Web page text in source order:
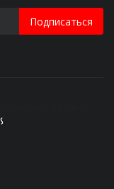
Подписаться